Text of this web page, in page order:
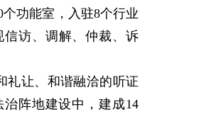
功能室，入驻8个行业
访、调解、仲裁、诉
让、和谐融洽的听证
阵地建设中，建成14